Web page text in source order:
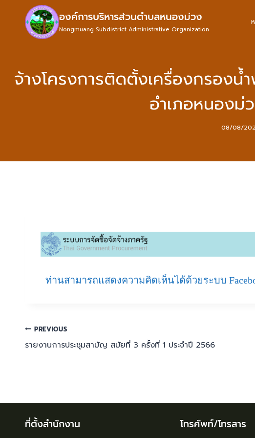
องค์การบริหารส่วนตำบลหนองม่วง
Nongmuang Subdistrict Administrative Organization
จ้างโครงการติดตั้งเครื่องกรอง
อำเภอหนองม่
08/08/
ท่านสามารถแสดงความคิดเห็นได้ด้วยระบบ
PREVIOUS
รายงานการประชุมสามัญ สมัยที่ 3 ครั้งที่ 1 ประจำปี 2566
ที่ตั้งสำนักงาน โทรศัพท์/โทรสาร